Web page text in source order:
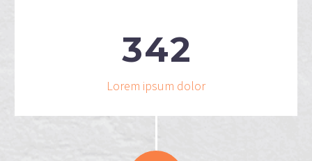
342
Lorem ipsum dolor